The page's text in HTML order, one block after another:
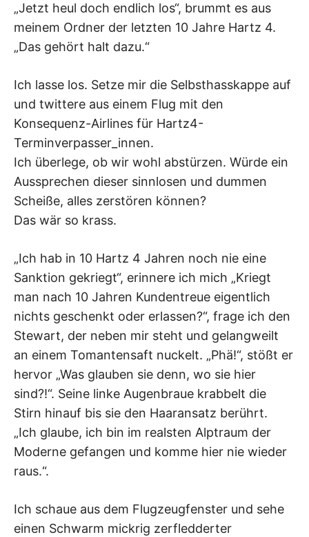
„Jetzt heul doch endlich los“, brummt es aus
meinem Ordner der letzten 10 Jahre Hartz 4.
„Das gehört halt dazu.“
Ich lasse los. Setze mir die Selbsthasskappe auf
und twittere aus einem Flug mit den
Konsequenz-Airlines für Hartz4-
Terminverpasser_innen.
Ich überlege, ob wir wohl abstürzen. Würde ein
Aussprechen dieser sinnlosen und dummen
Scheiße, alles zerstören können?
Das wär so krass.
„Ich hab in 10 Hartz 4 Jahren noch nie eine
Sanktion gekriegt“, erinnere ich mich „Kriegt
man nach 10 Jahren Kundentreue eigentlich
nichts geschenkt oder erlassen?“, frage ich den
Stewart, der neben mir steht und gelangweilt
an einem Tomantensaft nuckelt. „Phä!“, stößt er
hervor „Was glauben sie denn, wo sie hier
sind?!“. Seine linke Augenbraue krabbelt die
Stirn hinauf bis sie den Haaransatz berührt.
„Ich glaube, ich bin im realsten Alptraum der
Moderne gefangen und komme hier nie wieder
raus.“.
Ich schaue aus dem Flugzeugfenster und sehe
einen Schwarm mickrig zerfledderter